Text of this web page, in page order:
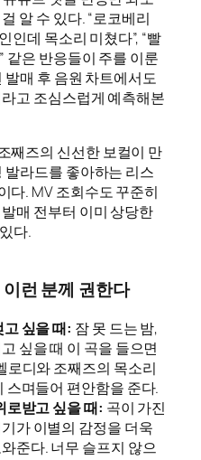
알 수 있다. “로코베리
인데 목소리 미쳤다”, “빨
같은 반응들이 주를 이룬
매 후 음원 차트에서도
고 조심스럽게 예측해본
째즈의 신선한 보컬이 만
발라드를 좋아하는 리스
다. MV 조회수도 꾸준히
매 전부터 이미 상당한
다.
런 분께 권한다
싶을 때: 잠 못 드는 밤,
싶을 때 이 곡을 들으면
로디와 조째즈의 목소리
스며들어 편안함을 준다.
로받고 싶을 때: 곡이 가진
가 이별의 감정을 더욱
준다. 너무 슬프지 않으